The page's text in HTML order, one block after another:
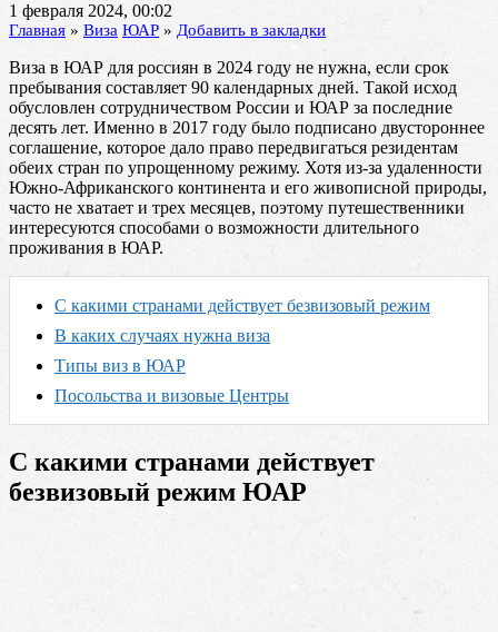
1 февраля 2024, 00:02
Главная » Виза ЮАР » Добавить в закладки
Виза в ЮАР для россиян в 2024 году не нужна, если срок
пребывания составляет 90 календарных дней. Такой исход
обусловлен сотрудничеством России и ЮАР за последние
десять лет. Именно в 2017 году было подписано двустороннее
соглашение, которое дало право передвигаться резидентам
обеих стран по упрощенному режиму. Хотя из-за удаленности
Южно-Африканского континента и его живописной природы,
часто не хватает и трех месяцев, поэтому путешественники
интересуются способами о возможности длительного
проживания в ЮАР.
С какими странами действует безвизовый режим
В каких случаях нужна виза
Типы виз в ЮАР
Посольства и визовые Центры
С какими странами действует
безвизовый режим ЮАР